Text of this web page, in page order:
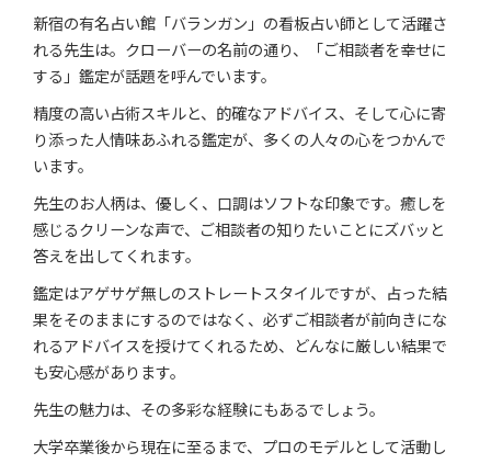
新宿の有名占い館「バランガン」の看板占い師として活躍さ
れる先生は。クローバーの名前の通り、「ご相談者を幸せに
する」鑑定が話題を呼んでいます。
精度の高い占術スキルと、的確なアドバイス、そして心に寄
り添った人情味あふれる鑑定が、多くの人々の心をつかんで
います。
先生のお人柄は、優しく、口調はソフトな印象です。癒しを
感じるクリーンな声で、ご相談者の知りたいことにズバッと
答えを出してくれます。
鑑定はアゲサゲ無しのストレートスタイルですが、占った結
果をそのままにするのではなく、必ずご相談者が前向きにな
れるアドバイスを授けてくれるため、どんなに厳しい結果で
も安心感があります。
先生の魅力は、その多彩な経験にもあるでしょう。
大学卒業後から現在に至るまで、プロのモデルとして活動し